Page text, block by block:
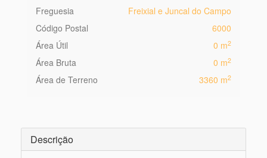
Freguesia
Freixial e Juncal do Campo
Código Postal
6000
Área Útil
0 m2
Área Bruta 0 m2
Área de Terreno 3360 m2
Descrição